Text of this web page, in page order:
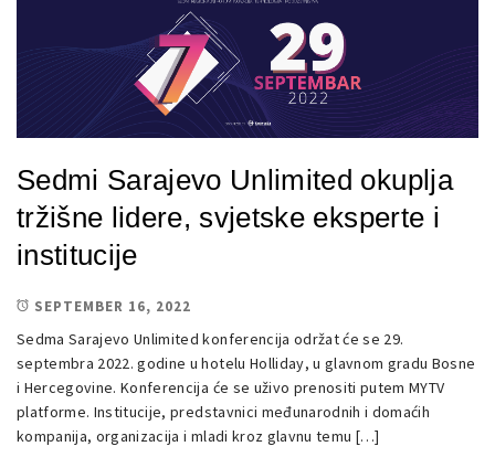
Sedmi Sarajevo Unlimited okuplja
tržišne lidere, svjetske eksperte i
institucije
SEPTEMBER 16, 2022
Sedma Sarajevo Unlimited konferencija održat će se 29.
septembra 2022. godine u hotelu Holliday, u glavnom gradu Bosne
i Hercegovine. Konferencija će se uživo prenositi putem MYTV
platforme. Institucije, predstavnici međunarodnih i domaćih
kompanija, organizacija i mladi kroz glavnu temu […]